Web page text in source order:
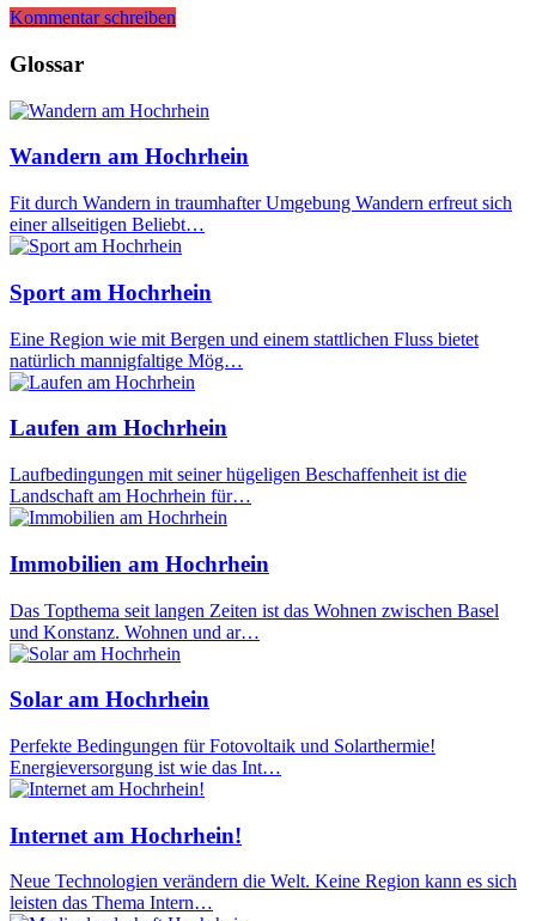
Kommentar schreiben
Glossar
Wandern am Hochrhein
Fit durch Wandern in traumhafter Umgebung Wandern erfreut sich
einer allseitigen Beliebt…
Sport am Hochrhein
Eine Region wie mit Bergen und einem stattlichen Fluss bietet
natürlich mannigfaltige Mög…
Laufen am Hochrhein
Laufbedingungen mit seiner hügeligen Beschaffenheit ist die
Landschaft am Hochrhein für…
Immobilien am Hochrhein
Das Topthema seit langen Zeiten ist das Wohnen zwischen Basel
und Konstanz. Wohnen und ar…
Solar am Hochrhein
Perfekte Bedingungen für Fotovoltaik und Solarthermie!
Energieversorgung ist wie das Int…
Internet am Hochrhein!
Neue Technologien verändern die Welt. Keine Region kann es sich
leisten das Thema Intern…